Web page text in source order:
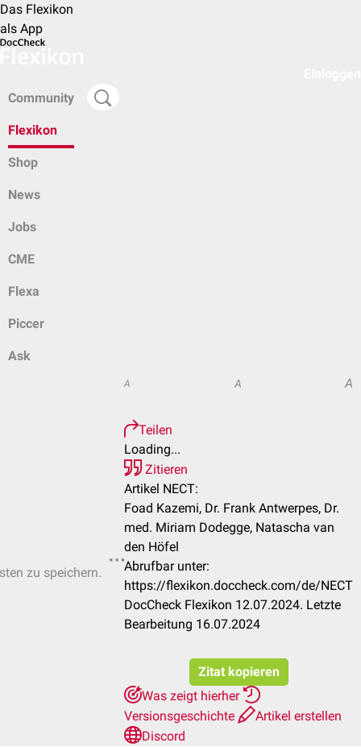
Das Flexikon
als App
Community
Flexikon
Shop
News
Jobs
CME
Flexa
Piccer
Ask
zu speichern.
A A A
Teilen
Loading...
Zitieren
Artikel NECT:
Foad Kazemi, Dr. Frank Antwerpes, Dr.
med. Miriam Dodegge, Natascha van
den Höfel
Abrufbar unter:
https://flexikon.doccheck.com/de/NECT
DocCheck Flexikon 12.07.2024. Letzte
Bearbeitung 16.07.2024
Zitat kopieren
Was zeigt hierher
Versionsgeschichte
Artikel erstellen
Discord